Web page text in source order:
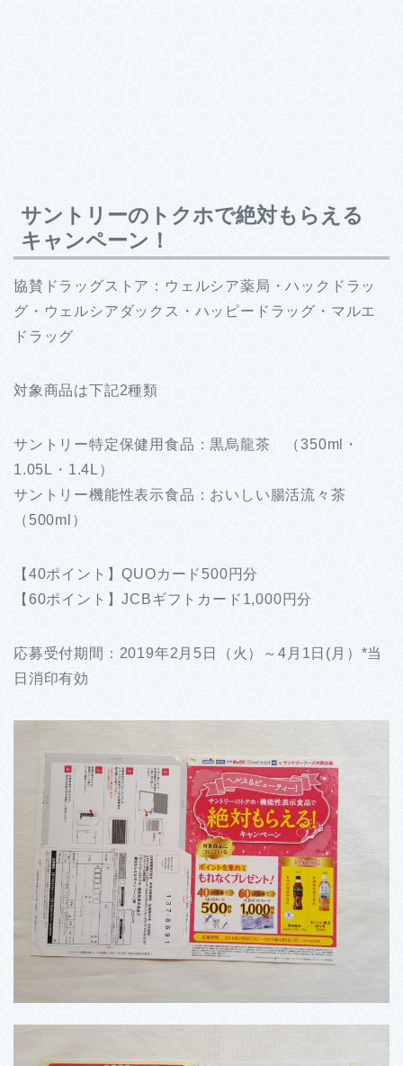
サントリーのトクホで絶対もらえる
キャンペーン！
協賛ドラッグストア：ウェルシア薬局・ハックドラッ
グ・ウェルシアダックス・ハッピードラッグ・マルエ
ドラッグ
対象商品は下記2種類
サントリー特定保健用食品：黒烏龍茶 （350ml・
1.05L・1.4L）
サントリー機能性表示食品：おいしい腸活流々茶
（500ml）
【40ポイント】QUOカード500円分
【60ポイント】JCBギフトカード1,000円分
応募受付期間：2019年2月5日（火）～4月1日(月）*当
日消印有効